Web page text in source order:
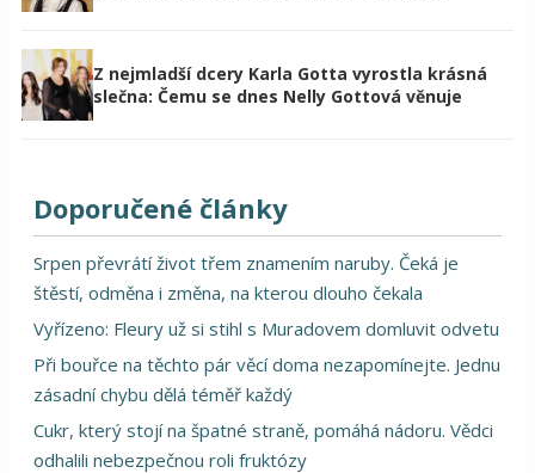
Z nejmladší dcery Karla Gotta vyrostla krásná
slečna: Čemu se dnes Nelly Gottová věnuje
Doporučené články
Srpen převrátí život třem znamením naruby. Čeká je
štěstí, odměna i změna, na kterou dlouho čekala
Vyřízeno: Fleury už si stihl s Muradovem domluvit odvetu
Při bouřce na těchto pár věcí doma nezapomínejte. Jednu
zásadní chybu dělá téměř každý
Cukr, který stojí na špatné straně, pomáhá nádoru. Vědci
odhalili nebezpečnou roli fruktózy